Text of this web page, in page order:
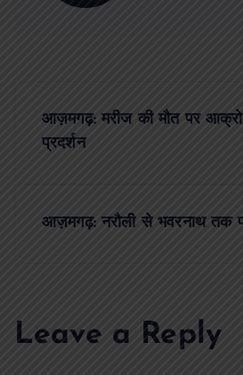
a
आज़मगढ़: मरीज की मौत पर
प्रदर्शन
आज़मगढ़: नरौली से भवरनाथ तक
Leave a Reply